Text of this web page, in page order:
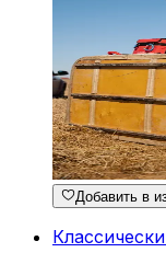
Добавить в